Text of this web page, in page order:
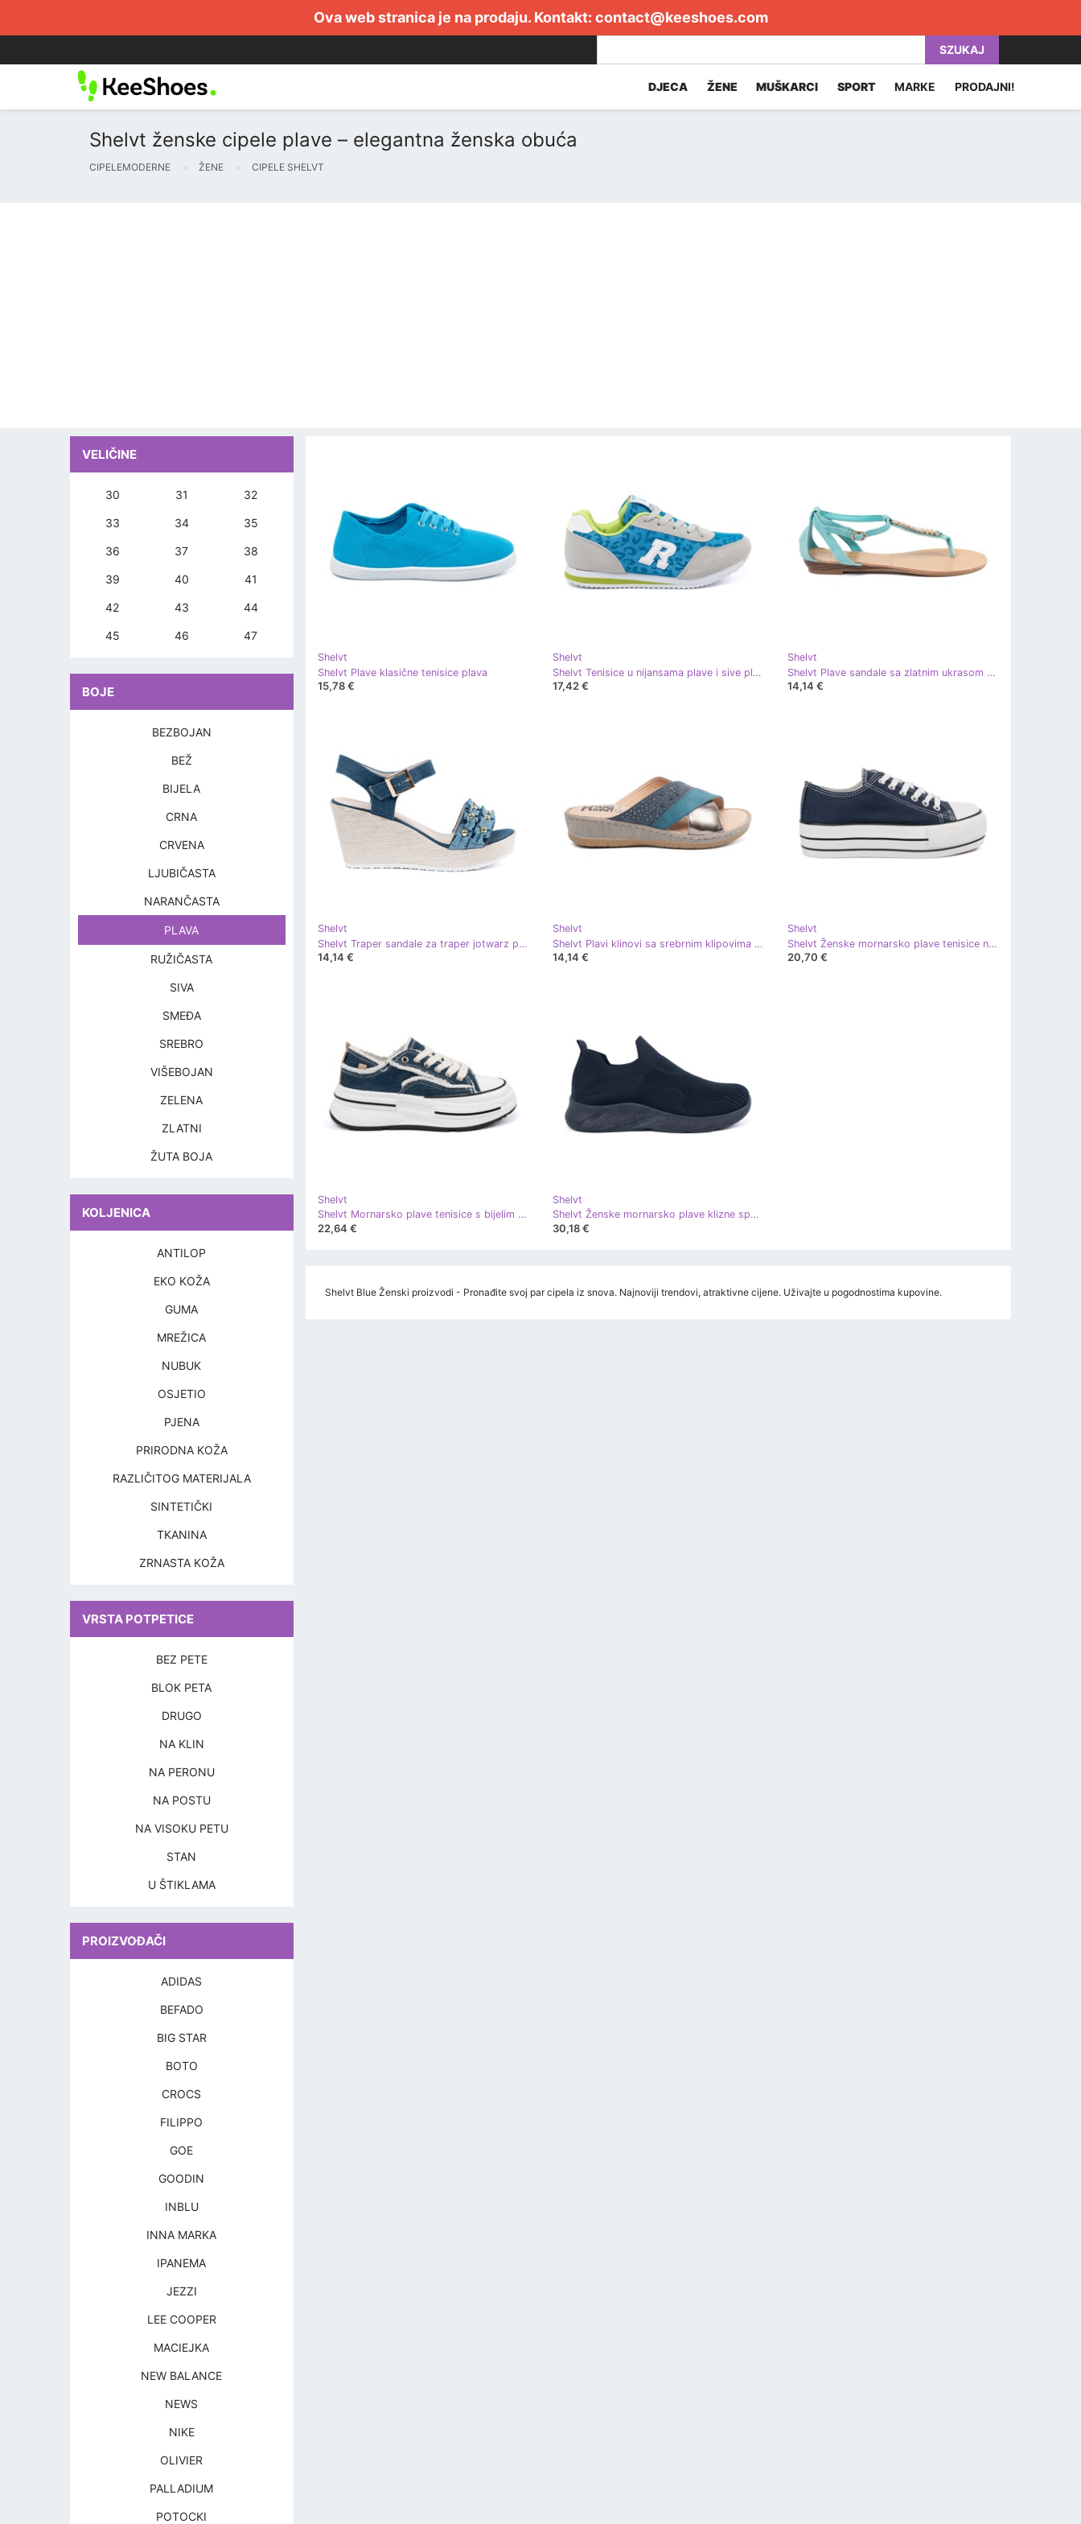
Ova web stranica je na prodaju. Kontakt: contact@keeshoes.com
SZUKAJ
DJECA ŽENE MUŠKARCI SPORT MARKE PRODAJNI!
Shelvt ženske cipele plave – elegantna ženska obuća
CIPELEMODERNE ŽENE CIPELE SHELVT
Shelvt
Shelvt Plave klasične tenisice plava
15,78 €
Shelvt
Shelvt Tenisice u nijansama plave i sive plava
17,42 €
Shelvt
Shelvt Plave sandale sa zlatnim ukrasom plava
14,14 €
Shelvt
Shelvt Traper sandale za traper jotwarz plava
14,14 €
Shelvt
Shelvt Plavi klinovi sa srebrnim klipovima plava
14,14 €
Shelvt
Shelvt Ženske mornarsko plave tenisice na platformi plava
20,70 €
Shelvt
Shelvt Mornarsko plave tenisice s bijelim umetcima plava
22,64 €
Shelvt
Shelvt Ženske mornarsko plave klizne sportske cipele plava
30,18 €
Shelvt Blue Ženski proizvodi - Pronađite svoj par cipela iz snova. Najnoviji trendovi, atraktivne cijene. Uživajte u pogodnostima kupovine.
VELIČINE
30 31 32
33 34 35
36 37 38
39 40 41
42 43 44
45 46 47
BOJE
BEZBOJAN
BEŽ
BIJELA
CRNA
CRVENA
LJUBIČASTA
NARANČASTA
PLAVA
RUŽIČASTA
SIVA
SMEĐA
SREBRO
VIŠEBOJAN
ZELENA
ZLATNI
ŽUTA BOJA
KOLJENICA
ANTILOP
EKO KOŽA
GUMA
MREŽICA
NUBUK
OSJETIO
PJENA
PRIRODNA KOŽA
RAZLIČITOG MATERIJALA
SINTETIČKI
TKANINA
ZRNASTA KOŽA
VRSTA POTPETICE
BEZ PETE
BLOK PETA
DRUGO
NA KLIN
NA PERONU
NA POSTU
NA VISOKU PETU
STAN
U ŠTIKLAMA
PROIZVOĐAČI
ADIDAS
BEFADO
BIG STAR
BOTO
CROCS
FILIPPO
GOE
GOODIN
INBLU
INNA MARKA
IPANEMA
JEZZI
LEE COOPER
MACIEJKA
NEW BALANCE
NEWS
NIKE
OLIVIER
PALLADIUM
POTOCKI